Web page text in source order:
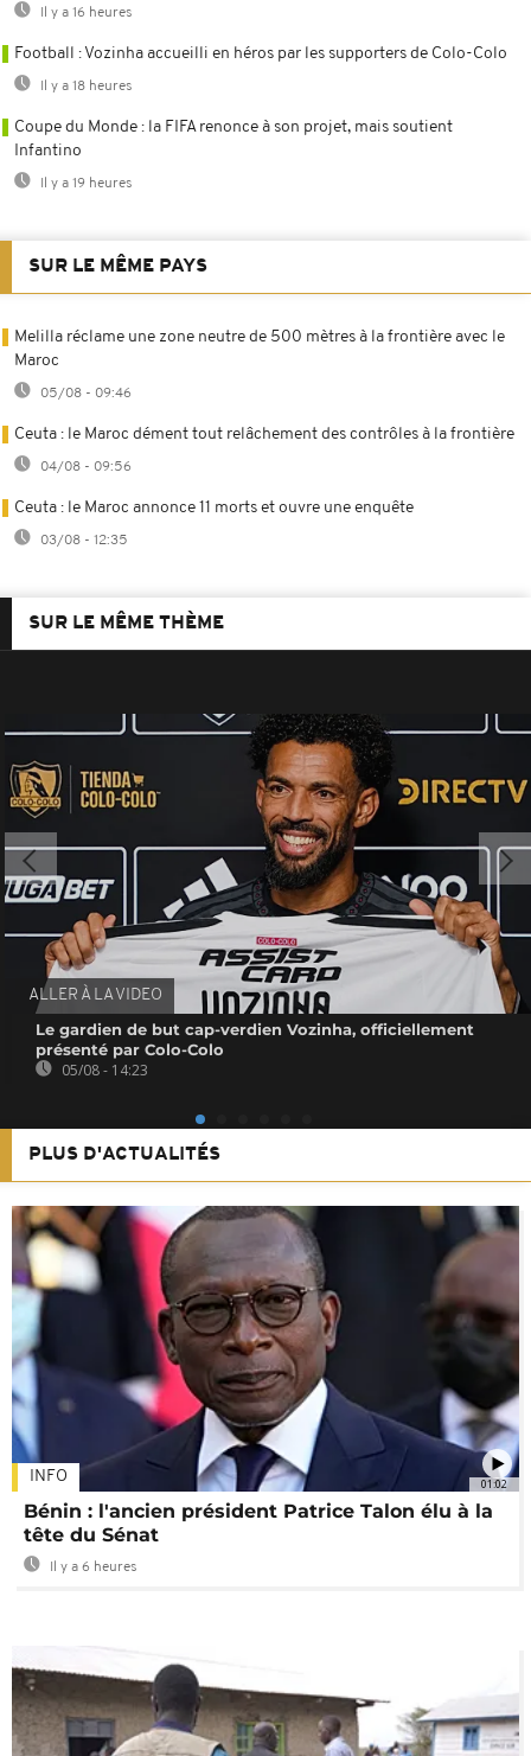
Il y a 16 heures
Football : Vozinha accueilli en héros par les supporters de Colo-Colo
Il y a 18 heures
Coupe du Monde : la FIFA renonce à son projet, mais soutient
Infantino
Il y a 19 heures
SUR LE MÊME PAYS
Melilla réclame une zone neutre de 500 mètres à la frontière avec le
Maroc
05/08 - 09:46
Ceuta : le Maroc dément tout relâchement des contrôles à la frontière
04/08 - 09:56
Ceuta : le Maroc annonce 11 morts et ouvre une enquête
03/08 - 12:35
SUR LE MÊME THÈME
ALLER À LA VIDEO
Le gardien de but cap-verdien Vozinha, officiellement
présenté par Colo-Colo
05/08 - 14:23
PLUS D'ACTUALITÉS
01:02
INFO
Bénin : l'ancien président Patrice Talon élu à la
tête du Sénat
Il y a 6 heures